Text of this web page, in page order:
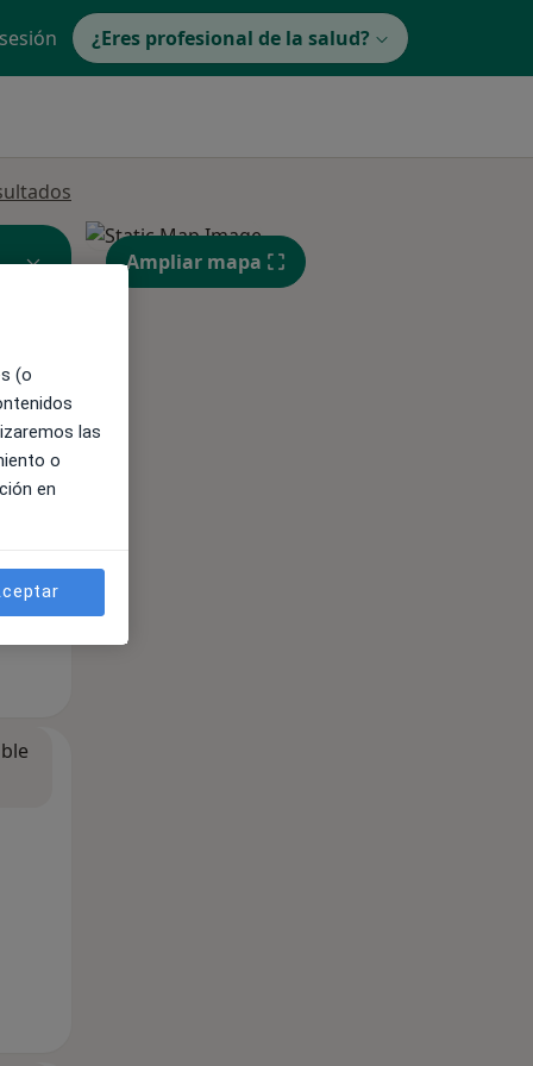
¿Eres profesional de la salud?
Ampliar mapa
(o
las
o
en